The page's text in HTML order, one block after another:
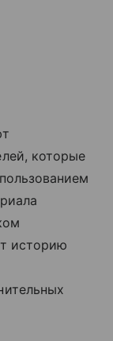
которые
историю